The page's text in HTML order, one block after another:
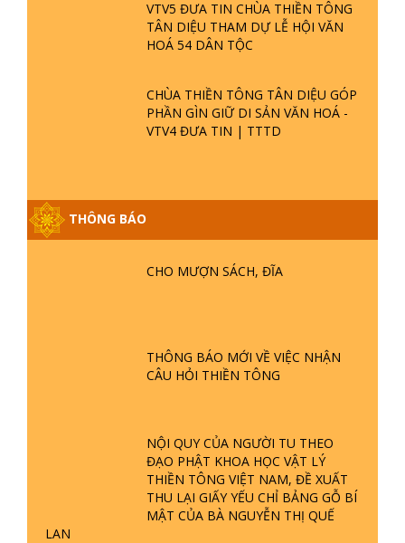
VTV5 ĐƯA TIN CHÙA THIỀN TÔNG
TÂN DIỆU THAM DỰ LỄ HỘI VĂN
HOÁ 54 DÂN TỘC
CHÙA THIỀN TÔNG TÂN DIỆU GÓP
PHẦN GÌN GIỮ DI SẢN VĂN HOÁ -
VTV4 ĐƯA TIN | TTTD
THÔNG BÁO
CHO MƯỢN SÁCH, ĐĨA
THÔNG BÁO MỚI VỀ VIỆC NHẬN
CÂU HỎI THIỀN TÔNG
NỘI QUY CỦA NGƯỜI TU THEO
ĐẠO PHẬT KHOA HỌC VẬT LÝ
THIỀN TÔNG VIỆT NAM, ĐỀ XUẤT
THU LẠI GIẤY YẾU CHỈ BẢNG GỖ BÍ
MẬT CỦA BÀ NGUYỄN THỊ QUẾ
LAN
GIẢI ĐÁP ĐẶC BIỆT P25 - SUỐT 49
NĂM PHẬT KHÔNG NÓI? HỘI LONG
GIẢI ĐÁP ĐẶC BIỆT P24 - TÁNH PHẬT
ĐƯỢC HÌNH THÀNH NHƯ THẾ NÀO?
PHẬT GIỚI CÓ THỜI GIAN KHÔNG? |
GIẢI ĐÁP ĐẶC BIỆT P23 - THIÊN
ĐÀNG Ở ĐÂU? ĐỊA NGỤC Ở ĐÂU?
ĐỨC CHÚA TRỜI LÀ AI? QUỶ SA
TĂNG? | TTTD
GIẢI ĐÁP THIỀN TÔNG ĐẶC BIỆT P22